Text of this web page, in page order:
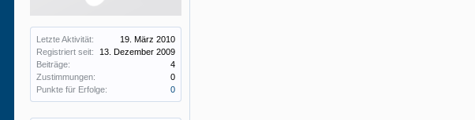
Letzte Aktivität:
19. März 2010
Registriert seit:
13. Dezember 2009
Beiträge:
4
Zustimmungen:
0
Punkte für Erfolge:
0